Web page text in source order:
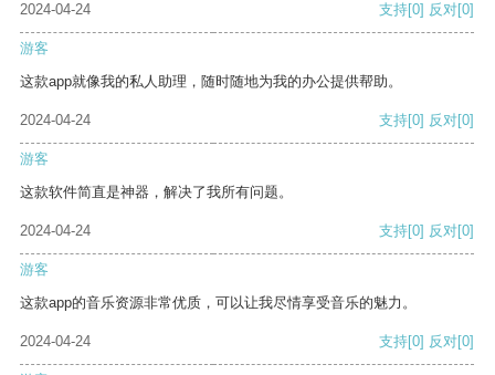
2024-04-24 支持[0] 反对[0]
游客
这款app就像我的私人助理，随时随地为我的办公提供帮助。
2024-04-24 支持[0] 反对[0]
游客
这款软件简直是神器，解决了我所有问题。
2024-04-24 支持[0] 反对[0]
游客
这款app的音乐资源非常优质，可以让我尽情享受音乐的魅力。
2024-04-24 支持[0] 反对[0]